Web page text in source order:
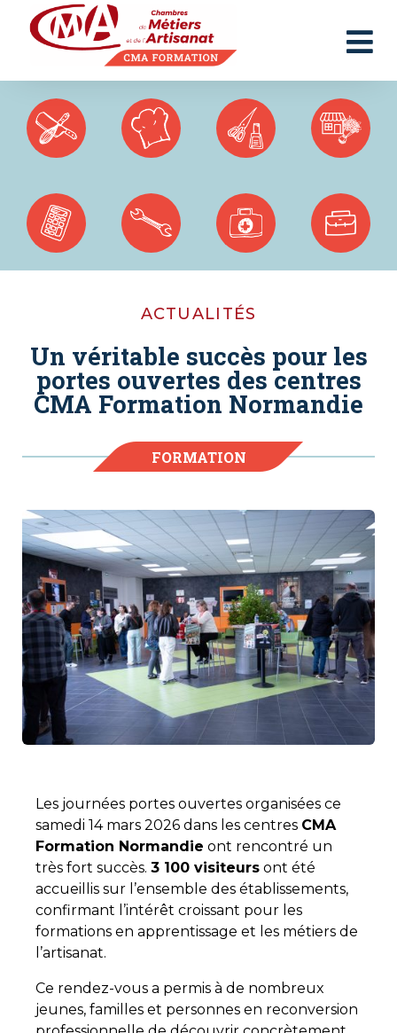
ACTUALITÉS
Un véritable succès pour les
portes ouvertes des centres
CMA Formation Normandie
FORMATION
Les journées portes ouvertes organisées ce
samedi 14 mars 2026 dans les centres CMA
Formation Normandie ont rencontré un
très fort succès. 3 100 visiteurs ont été
accueillis sur l’ensemble des établissements,
confirmant l’intérêt croissant pour les
formations en apprentissage et les métiers de
l’artisanat.
Ce rendez-vous a permis à de nombreux
jeunes, familles et personnes en reconversion
Panneau de gestion des cookies